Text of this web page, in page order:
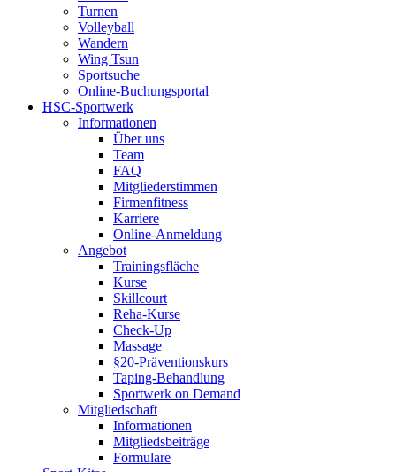
Turnen
Volleyball
Wandern
Wing Tsun
Sportsuche
Online-Buchungsportal
HSC-Sportwerk
Informationen
Über uns
Team
FAQ
Mitgliederstimmen
Firmenfitness
Karriere
Online-Anmeldung
Angebot
Trainingsfläche
Kurse
Skillcourt
Reha-Kurse
Check-Up
Massage
§20-Präventionskurs
Taping-Behandlung
Sportwerk on Demand
Mitgliedschaft
Informationen
Mitgliedsbeiträge
Formulare